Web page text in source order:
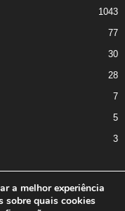
1043
77
30
28
7
5
3
a melhor experiência
sobre quais cookies